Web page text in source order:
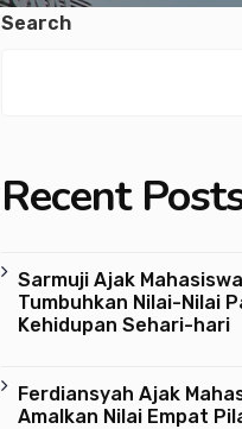
Search
Recent
Sarmuji Ajak
Tumbuhkan Nilai-Nilai
Kehidupan Sehari-hari
Ferdiansyah Ajak
Amalkan Nilai Empat